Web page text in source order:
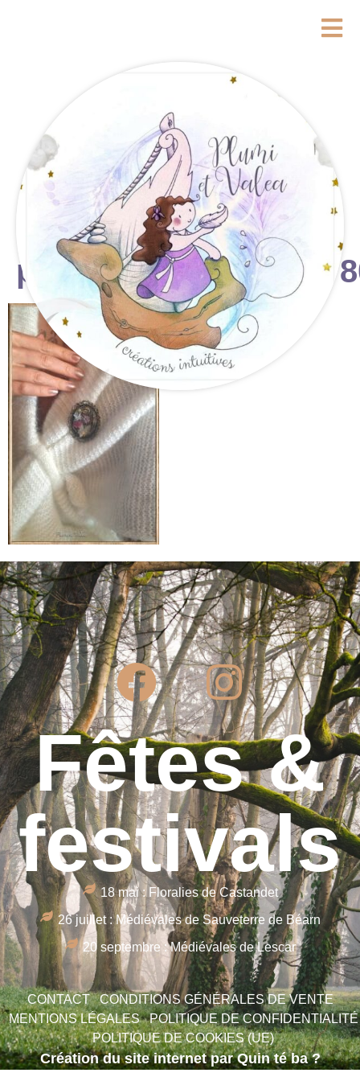
Fêtes &
festivals
18 mai : Floralies de Castandet
26 juillet : Médiévales de Sauveterre de Béarn
20 septembre : Médiévales de Lescar
CONTACT
CONDITIONS GÉNÉRALES DE VENTE
MENTIONS LÉGALES
POLITIQUE DE CONFIDENTIALITÉ
POLITIQUE DE COOKIES (UE)
Création du site internet par Quin té ba ?